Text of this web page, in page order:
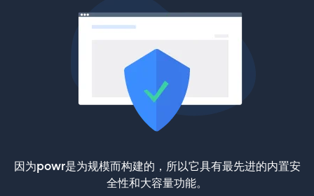
因为powr是为规模而构建的，所以它具有最先进的内置安
全性和大容量功能。